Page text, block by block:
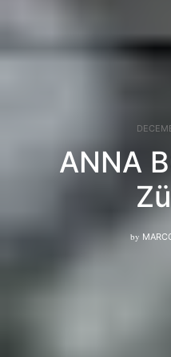
ANNA
by